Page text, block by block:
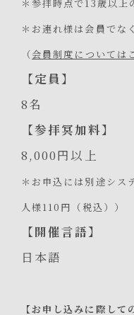
＊参拝時点で13歳以上
＊お連れ様は会員でな
（会員制度については
【定員】
8名
【参拝冥加料】
8,000円以上
＊お申込には別途シス
人様110円（税込））
【開催言語】
日本語
【お申し込みに際して